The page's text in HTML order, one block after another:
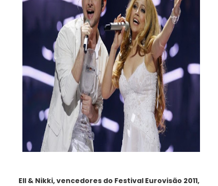
Ell & Nikki, vencedores do Festival Eurovisão 2011,